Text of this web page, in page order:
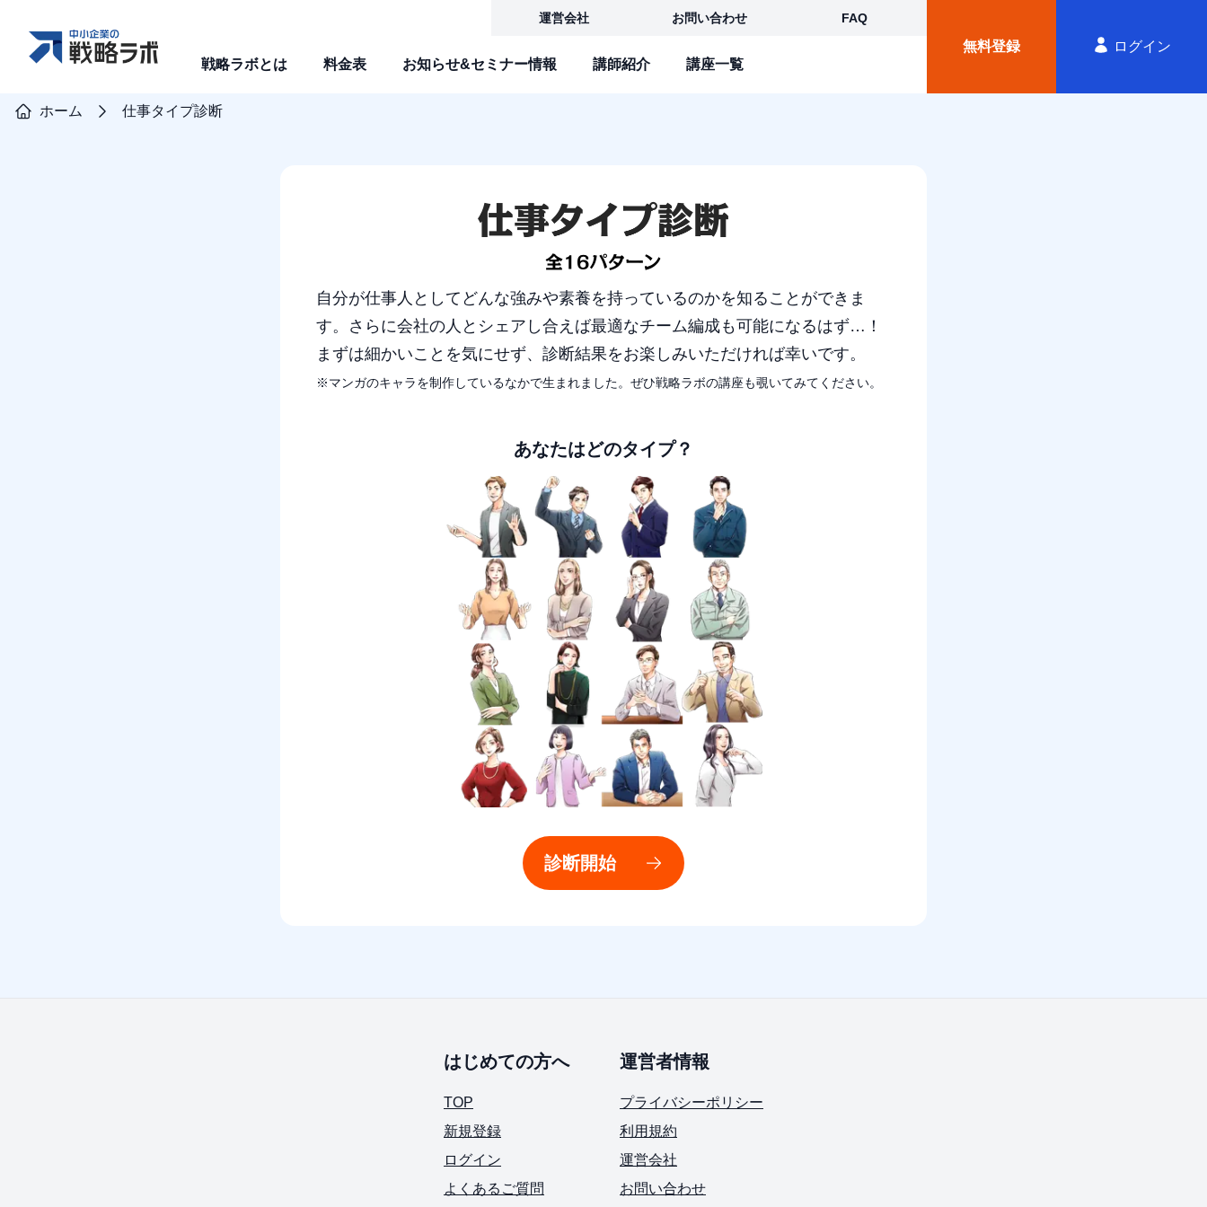
戦略ラボとは 料金表 お知らせ&セミナー情報 講師紹介 講座一覧
運営会社 お問い合わせ FAQ
無料登録 ログイン
ホーム 仕事タイプ診断
自分が仕事人としてどんな強みや素養を持っているのかを知ることができま
す。さらに会社の人とシェアし合えば最適なチーム編成も可能になるはず…！
まずは細かいことを気にせず、診断結果をお楽しみいただければ幸いです。
※マンガのキャラを制作しているなかで生まれました。ぜひ戦略ラボの講座も覗いてみてください。
あなたはどのタイプ？
診断開始
はじめての方へ
TOP
新規登録
ログイン
よくあるご質問
運営者情報
プライバシーポリシー
利用規約
運営会社
お問い合わせ